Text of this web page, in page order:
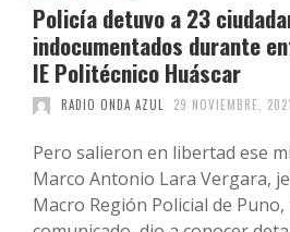
Policía detuvo a 23
indocumentados durante
IE Politécnico Huáscar
RADIO ONDA AZUL 29 NOVIEMBRE, 2021
Pero salieron en libertad ese
Marco Antonio Lara Vergara,
Macro Región Policial de